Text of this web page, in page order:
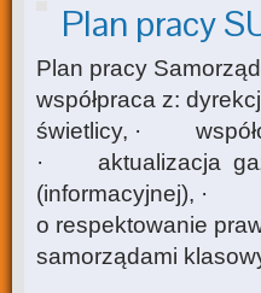
Plan pracy
Plan pracy
współpraca z:
świetlicy, ·
· aktualizacja
(informacyjnej), ·
o respektowanie
samorządami